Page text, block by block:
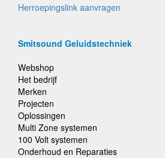
Herroepingslink aanvragen
Smitsound Geluidstechniek
Webshop
Het bedrijf
Merken
Projecten
Oplossingen
Multi Zone systemen
100 Volt systemen
Onderhoud en Reparaties